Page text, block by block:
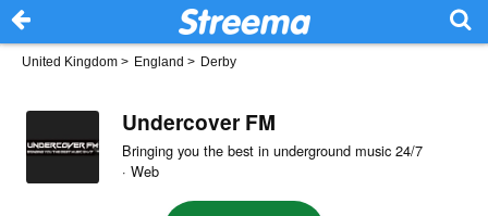
United Kingdom > England > Derby
Undercover FM
Bringing you the best in underground music 24/7
· Web